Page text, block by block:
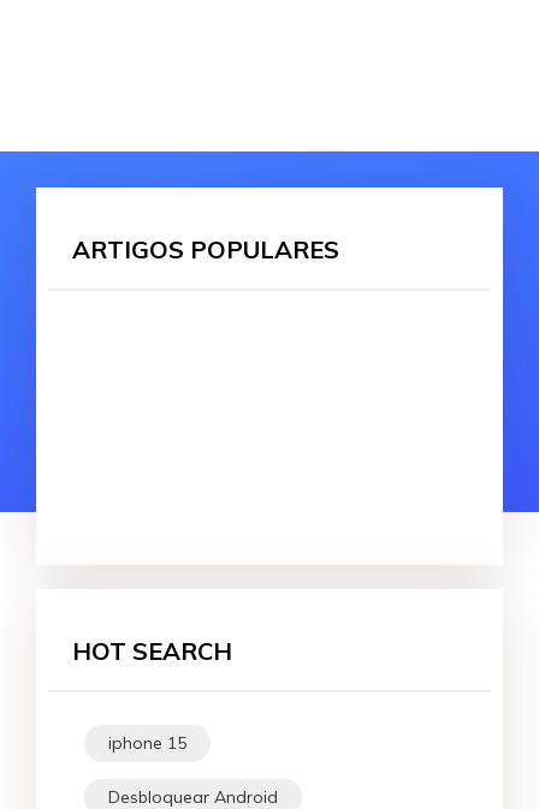
ARTIGOS POPULARES
HOT SEARCH
iphone 15
Desbloquear Android